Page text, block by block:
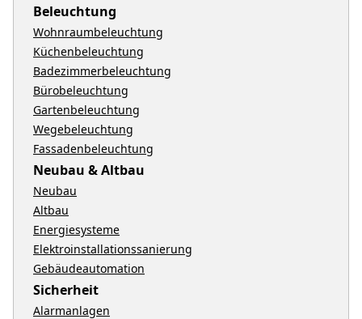
Beleuchtung
Wohnraumbeleuchtung
Küchenbeleuchtung
Badezimmerbeleuchtung
Bürobeleuchtung
Gartenbeleuchtung
Wegebeleuchtung
Fassadenbeleuchtung
Neubau & Altbau
Neubau
Altbau
Energiesysteme
Elektroinstallationssanierung
Gebäudeautomation
Sicherheit
Alarmanlagen